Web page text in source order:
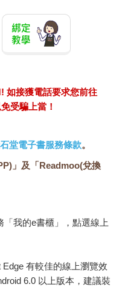
次去小吃店用餐，在店裡坐
聞大概不超過十分鐘。但其
）……或許看到這本書的當
入資源的媒體並不少。
聞很難讀？為什麼總覺得
亞當〉，彼此都伸長手
說老百姓一直抱怨臺灣沒
也正哀號著，世界上最遠
八點某某電視臺，向你播報
也會把一些文字型網路媒體
樣看來，似乎有很多工具了
如接獲電話要求您前往
受騙上當！
堂電子書服務條款。
」及「Readmoo(兌換
我的e書櫃」，點選線上
有較佳的線上瀏覽效
6.0 以上版本，建議裝